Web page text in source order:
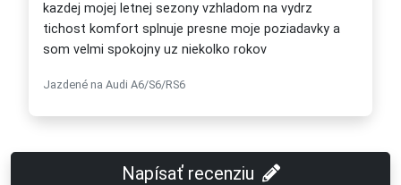
kazdej mojej letnej sezony vzhladom na vydrz
tichost komfort splnuje presne moje poziadavky a
som velmi spokojny uz niekolko rokov
Jazdené na Audi A6/S6/RS6
Napísať recenziu